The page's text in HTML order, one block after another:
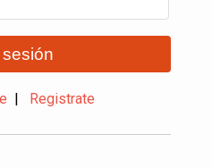
Registrate